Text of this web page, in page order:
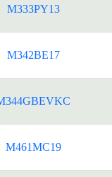
M333PY13
M342BE17
M461MC19